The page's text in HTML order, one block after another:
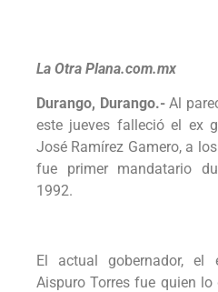
La Otra Plana.com.mx
Durango, Durango.-Al
este jueves falleció el ex
José Ramírez Gamero, a
fue primer mandatario
1992.
El actual gobernador, el
Aispuro Torres fue quien